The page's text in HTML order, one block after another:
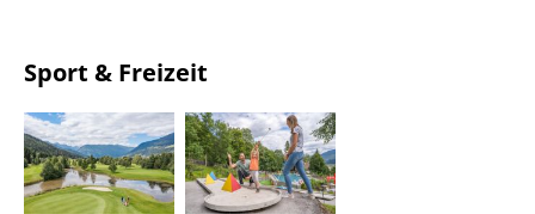
Sport & Freizeit